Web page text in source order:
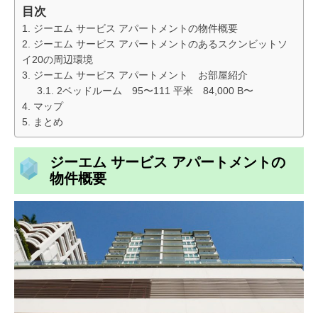
目次
ジーエム サービス アパートメントの物件概要
ジーエム サービス アパートメントのあるスクンビットソ
イ20の周辺環境
ジーエム サービス アパートメント お部屋紹介
2ベッドルーム 95〜111 平米 84,000 B〜
マップ
まとめ
ジーエム サービス アパートメントの
物件概要